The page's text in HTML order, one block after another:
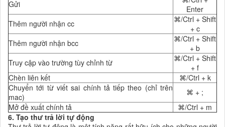
Gửi
Enter
Thêm người nhận cc
⌘/Ctrl + Shift
+ c
Thêm người nhận bcc
⌘/Ctrl + Shift
+ b
Truy cập vào trường tùy chỉnh từ
⌘/Ctrl + Shift
+ f
Chèn liên kết
⌘/Ctrl + k
Chuyển tới từ viết sai chính tả tiếp theo (chỉ trên
mac)
⌘ + ;
Mở đề xuất chính tả
⌘/Ctrl + m
6. Tạo thư trả lời tự động